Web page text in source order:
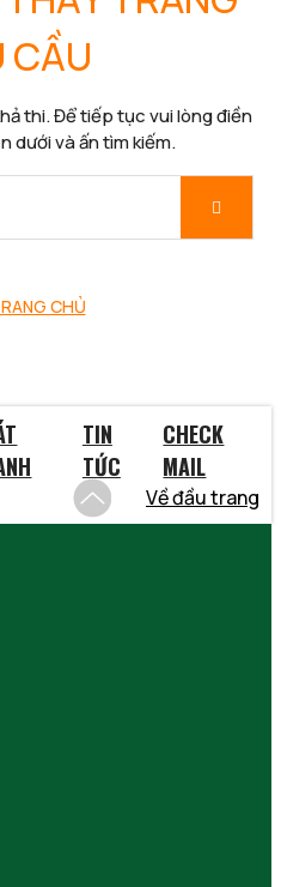
CẦU
thi. Để tiếp tục vui lòng điền
dưới và ấn tìm kiếm.
CHỦ
TIN
TỨC
CHECK
MAIL
Về đầu trang